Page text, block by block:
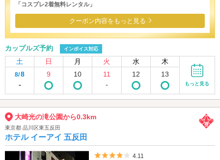
「コスプレ2着無料レンタル」
クーポン内容をもっと見る
カップルズ予約 インボイス対応
土 日 月 火 水 木
8/8
-
9 10
11
-
12 13
もっと見る
大崎光の滝公園から0.3km
東京都 品川区東五反田
ホテル イーアイ 五反田
5つ星のうち4
4.11